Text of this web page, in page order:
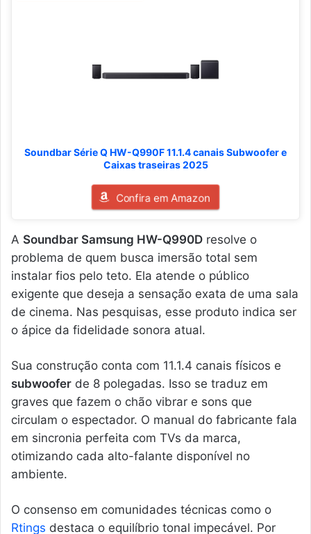
Soundbar Série Q HW-Q990F 11.1.4 canais Subwoofer e
Caixas traseiras 2025
Confira em Amazon
A Soundbar Samsung HW-Q990D resolve o
problema de quem busca imersão total sem
instalar fios pelo teto. Ela atende o público
exigente que deseja a sensação exata de uma sala
de cinema. Nas pesquisas, esse produto indica ser
o ápice da fidelidade sonora atual.
Sua construção conta com 11.1.4 canais físicos e
subwoofer de 8 polegadas. Isso se traduz em
graves que fazem o chão vibrar e sons que
circulam o espectador. O manual do fabricante fala
em sincronia perfeita com TVs da marca,
otimizando cada alto-falante disponível no
ambiente.
O consenso em comunidades técnicas como o
Rtings destaca o equilíbrio tonal impecável. Por